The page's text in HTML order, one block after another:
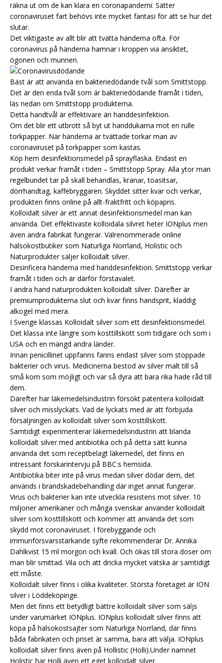
räkna ut om de kan klara en coronapandemi. Sätter
coronaviruset fart behövs inte mycket fantasi för att se hur det
slutar.
Det viktigaste av allt blir att tvätta händerna ofta. För
coronavirus på händerna hamnar i kroppen via ansiktet,
ögonen och munnen.
Bäst är att använda en bakteriedödande tvål som Smittstopp.
Det är den enda tvål som är bakteriedödande framåt i tiden,
läs nedan om Smittstopp produkterna.
Detta handtvål är effektivare än handdesinfektion.
Om det blir ett utbrott så byt ut handdukarna mot en rulle
torkpapper. När händerna är tvättade torkar man av
coronaviruset på torkpapper som kastas.
Köp hem desinfektionsmedel på sprayflaska. Endast en
produkt verkar framåt i tiden – Smittstopp Spray. Alla ytor man
regelbundet tar på skall behandlas, kranar, toasitsar,
dörrhandtag, kaffebryggaren. Skyddet sitter kvar och verkar,
produkten finns online på allt-fraktfritt och köpapris.
Kolloidalt silver är ett annat desinfektionsmedel man kan
använda. Det effektivaste kolloidala silvret heter IONplus men
även andra fabrikat fungerar. Välrenommerade online
hälsokostbutiker som Naturliga Norrland, Holistic och
Naturprodukter säljer kolloidalt silver.
Desinficera händerna med handdesinfektion. Smittstopp verkar
framåt i tiden och är därför förstavalet.
I andra hand naturprodukten kolloidalt silver. Därefter är
premiumprodukterna slut och kvar finns handsprit, kladdig
alkogel med mera.
I Sverige klassas Kolloidalt silver som ett desinfektionsmedel.
Det klassa inte längre som kosttillskott som tidigare och som i
USA och en mängd andra länder.
Innan penicillinet uppfanns fanns endast silver som stoppade
bakterier och virus. Medicinerna bestod av silver malt till så
små korn som möjligt och var så dyra att bara rika hade råd till
dem.
Därefter har läkemedelsindustrin försökt patentera kolloidalt
silver och misslyckats. Vad de lyckats med är att förbjuda
försäljningen av kolloidalt silver som kosttillskott.
Samtidigt experimenterar läkemedelsindustrin att blanda
kolloidalt silver med antibiotika och på detta sätt kunna
använda det som receptbelagt läkemedel, det finns en
intressant forskarintervju på BBC:s hemsida.
Antibiotika biter inte på virus medan silver dödar dem, det
används i brandskadebehandling där inget annat fungerar.
Virus och bakterier kan inte utveckla resistens mot silver. 10
miljoner amerikaner och många svenskar använder kolloidalt
silver som kosttillskott och kommer att använda det som
skydd mot coronaviruset. I förebyggande och
immunförsvarsstärkande syfte rekommenderar Dr. Annika
Dahlkvist 15 ml morgon och kväll. Och ökas till stora doser om
man blir smittad. Vila och att dricka mycket vätska är samtidigt
ett måste.
Kolloidalt silver finns i olika kvaliteter. Största företaget är ION
silver i Löddeköpinge.
Men det finns ett betydligt bättre kolloidalt silver som säljs
under varumärket IONplus. IONplus kolloidalt silver finns att
köpa på hälsokostsajter som Naturliga Norrland, där finns
båda fabrikaten och priset är samma, bara att välja. IONplus
kolloidalt silver finns även på Hollistic (Holli).Under namnet
Holistic har Holli även ett eget kolloidalt silver.